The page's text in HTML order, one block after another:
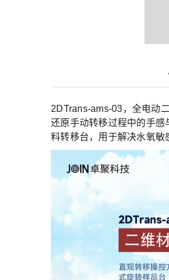
2DTrans-ams-03，全电动
还原手动转移过程中的手
料转移台，用于解决水氧敏